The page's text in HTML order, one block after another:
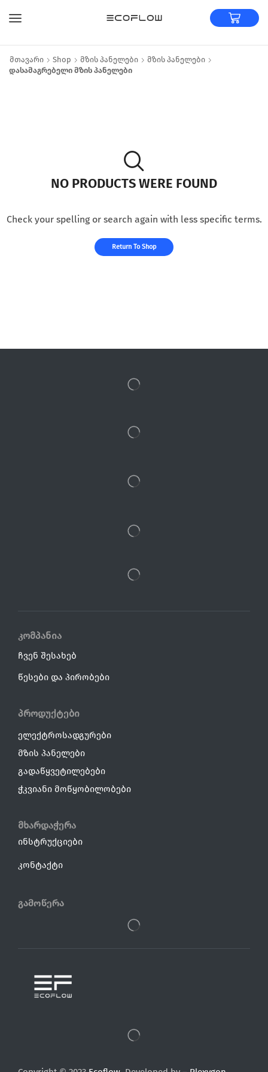
Მთავარი Shop Მზის Პანელები
Მზის Პანელები
Დასამაგრებელი Მზის Პანელები
NO PRODUCTS WERE FOUND
Check your spelling or search again with less specific terms.
Return To Shop
კომპანია
ჩვენ შესახებ
წესები და პირობები
პროდუქტები
ელექტროსადგურები
მზის პანელები
გადაწყვეტილებები
ჭკვიანი მოწყობილობები
მხარდაჭერა
ინსტრუქციები
კონტაქტი
Გამოწერა